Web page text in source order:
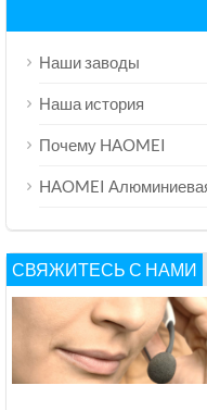
Наши заводы
Наша история
Почему HAOMEI
HAOMEI
СВЯЖИТЕСЬ С НАМИ